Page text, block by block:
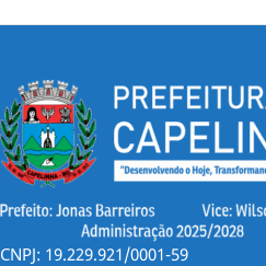
CNPJ: 19.229.921/0001-59